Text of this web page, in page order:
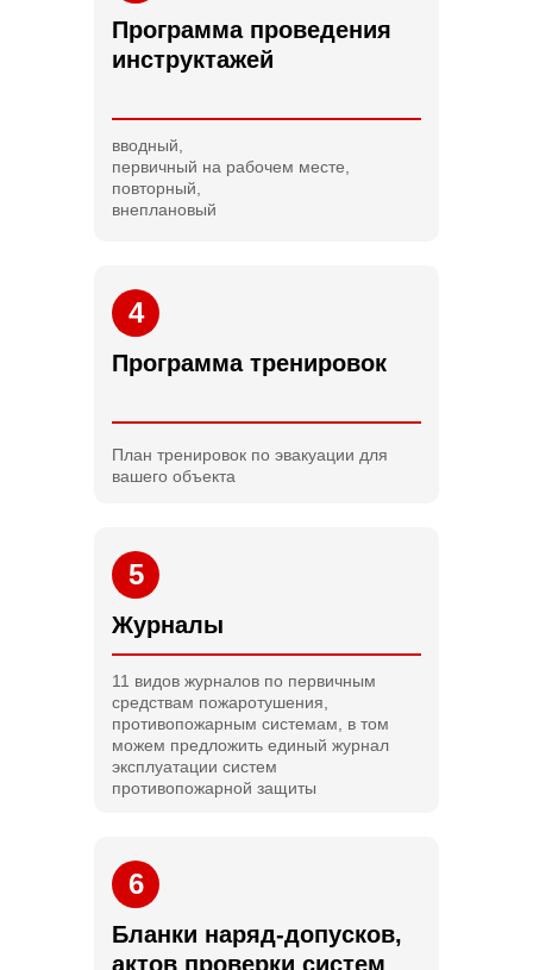
Программа проведения
инструктажей
Программа тренировок
Журналы
Бланки наряд-допусков,
актов проверки систем
вводный,
первичный на рабочем месте,
повторный,
внеплановый
План тренировок по эвакуации для
вашего объекта
11 видов журналов по первичным
средствам пожаротушения,
противопожарным системам, в том
можем предложить единый журнал
эксплуатации систем
противопожарной защиты
4
5
6